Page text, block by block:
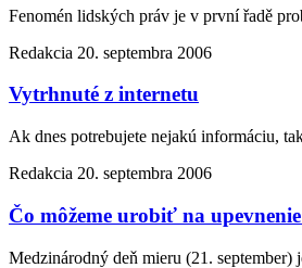
Fenomén lidských práv je v první řadě
Redakcia 20. septembra 2006
Vytrhnuté z internetu
Ak dnes potrebujete nejakú informáciu,
Redakcia 20. septembra 2006
Čo môžeme urobiť na
Medzinárodný deň mieru (21.